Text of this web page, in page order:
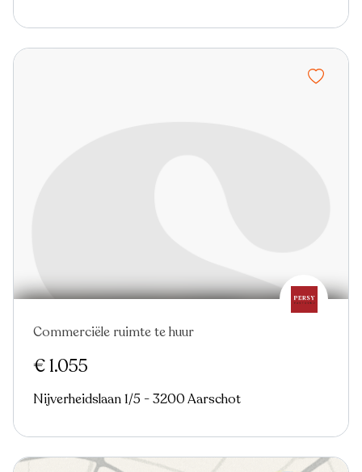
Commerciële ruimte te huur
€ 1.055
Nijverheidslaan 1/5 - 3200 Aarschot